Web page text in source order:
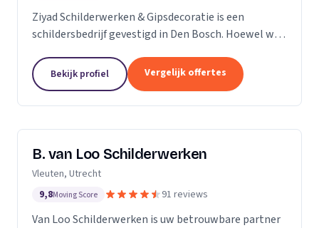
Ziyad Schilderwerken & Gipsdecoratie is een
schildersbedrijf gevestigd in Den Bosch. Hoewel we
vakmensen die al vele jaren actief zijn in de...
Bekijk profiel Vergelijk offertes
B. van Loo Schilderwerken
Vleuten, Utrecht
9,8Moving Score 91 reviews
Van Loo Schilderwerken is uw betrouwbare partner